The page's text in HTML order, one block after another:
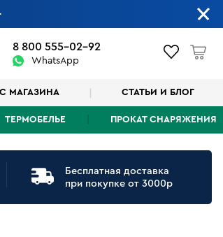
8 800 555-02-92
WhatsApp
МАГАЗИНА СТАТЬИ И БЛОГ
ТЕРМОБЕЛЬЕ ПРОКАТ СНАРЯЖЕНИЯ
Бесплатная доставка
при покупке от 3000р